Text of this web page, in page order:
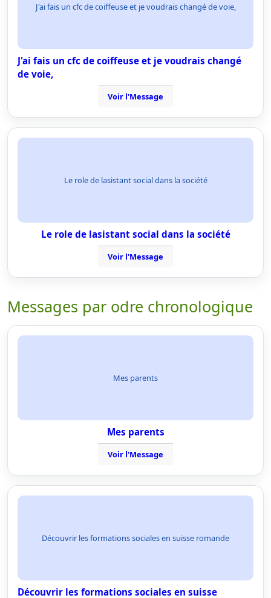
J'ai fais un cfc de coiffeuse et je voudrais changé de voie,
J'ai fais un cfc de coiffeuse et je voudrais changé
de voie,
Voir l'Message
Le role de lasistant social dans la société
Le role de lasistant social dans la société
Voir l'Message
Messages par odre chronologique
Mes parents
Mes parents
Voir l'Message
Découvrir les formations sociales en suisse romande
Découvrir les formations sociales en suisse